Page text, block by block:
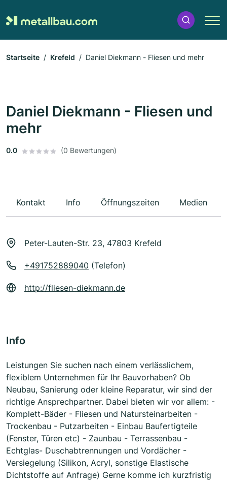
Startseite Krefeld Daniel Diekmann - Fliesen und mehr
Daniel Diekmann - Fliesen und
mehr
0.0 (0 Bewertungen)
Kontakt Info Öffnungszeiten Medien
Peter-Lauten-Str. 23, 47803 Krefeld
+491752889040 (Telefon)
http://fliesen-diekmann.de
Info
Leistungen Sie suchen nach einem verlässlichem,
flexiblem Unternehmen für Ihr Bauvorhaben? Ob
Neubau, Sanierung oder kleine Reparatur, wir sind der
richtige Ansprechpartner. Dabei bieten wir vor allem: -
Komplett-Bäder - Fliesen und Natursteinarbeiten -
Trockenbau - Putzarbeiten - Einbau Baufertigteile
(Fenster, Türen etc) - Zaunbau - Terrassenbau -
Echtglas- Duschabtrennungen und Vordächer -
Versiegelung (Silikon, Acryl, sonstige Elastische
Dichtstoffe auf Anfrage) Gerne komme ich kurzfristig